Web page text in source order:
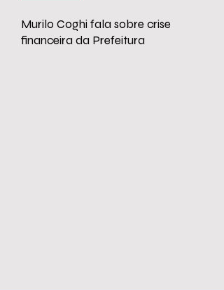
Murilo Coghi fala sobre crise
financeira da Prefeitura